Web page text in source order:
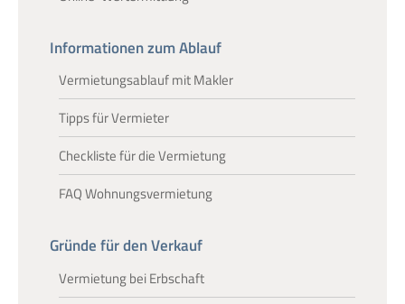
Informationen zum Ablauf
Vermietungsablauf mit Makler
Tipps für Vermieter
Checkliste für die Vermietung
FAQ Wohnungsvermietung
Gründe für den Verkauf
Vermietung bei Erbschaft